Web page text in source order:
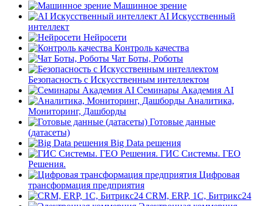
Машинное зрение
AI Искусственный
интеллект
Нейросети
Контроль качества
Чат Боты, Роботы
Безопасность с Искусственным интеллектом
Семинары Академия AI
Аналитика,
Мониторинг, Дашборды
Готовые данные
(датасеты)
Big Data решения
ГИС Системы. ГЕО
Решения.
Цифровая
трансформация предприятия
CRM, ERP, 1C, Битрикс24